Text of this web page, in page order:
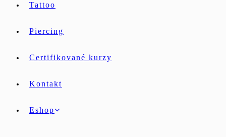
Tattoo
Piercing
Certifikované kurzy
Kontakt
Eshop